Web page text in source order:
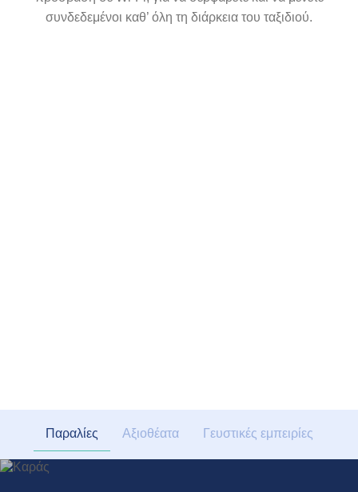
συνδεδεμένοι καθ’ όλη τη διάρκεια του ταξιδιού.
Παραλίες Αξιοθέατα Γευστικές εμπειρίες